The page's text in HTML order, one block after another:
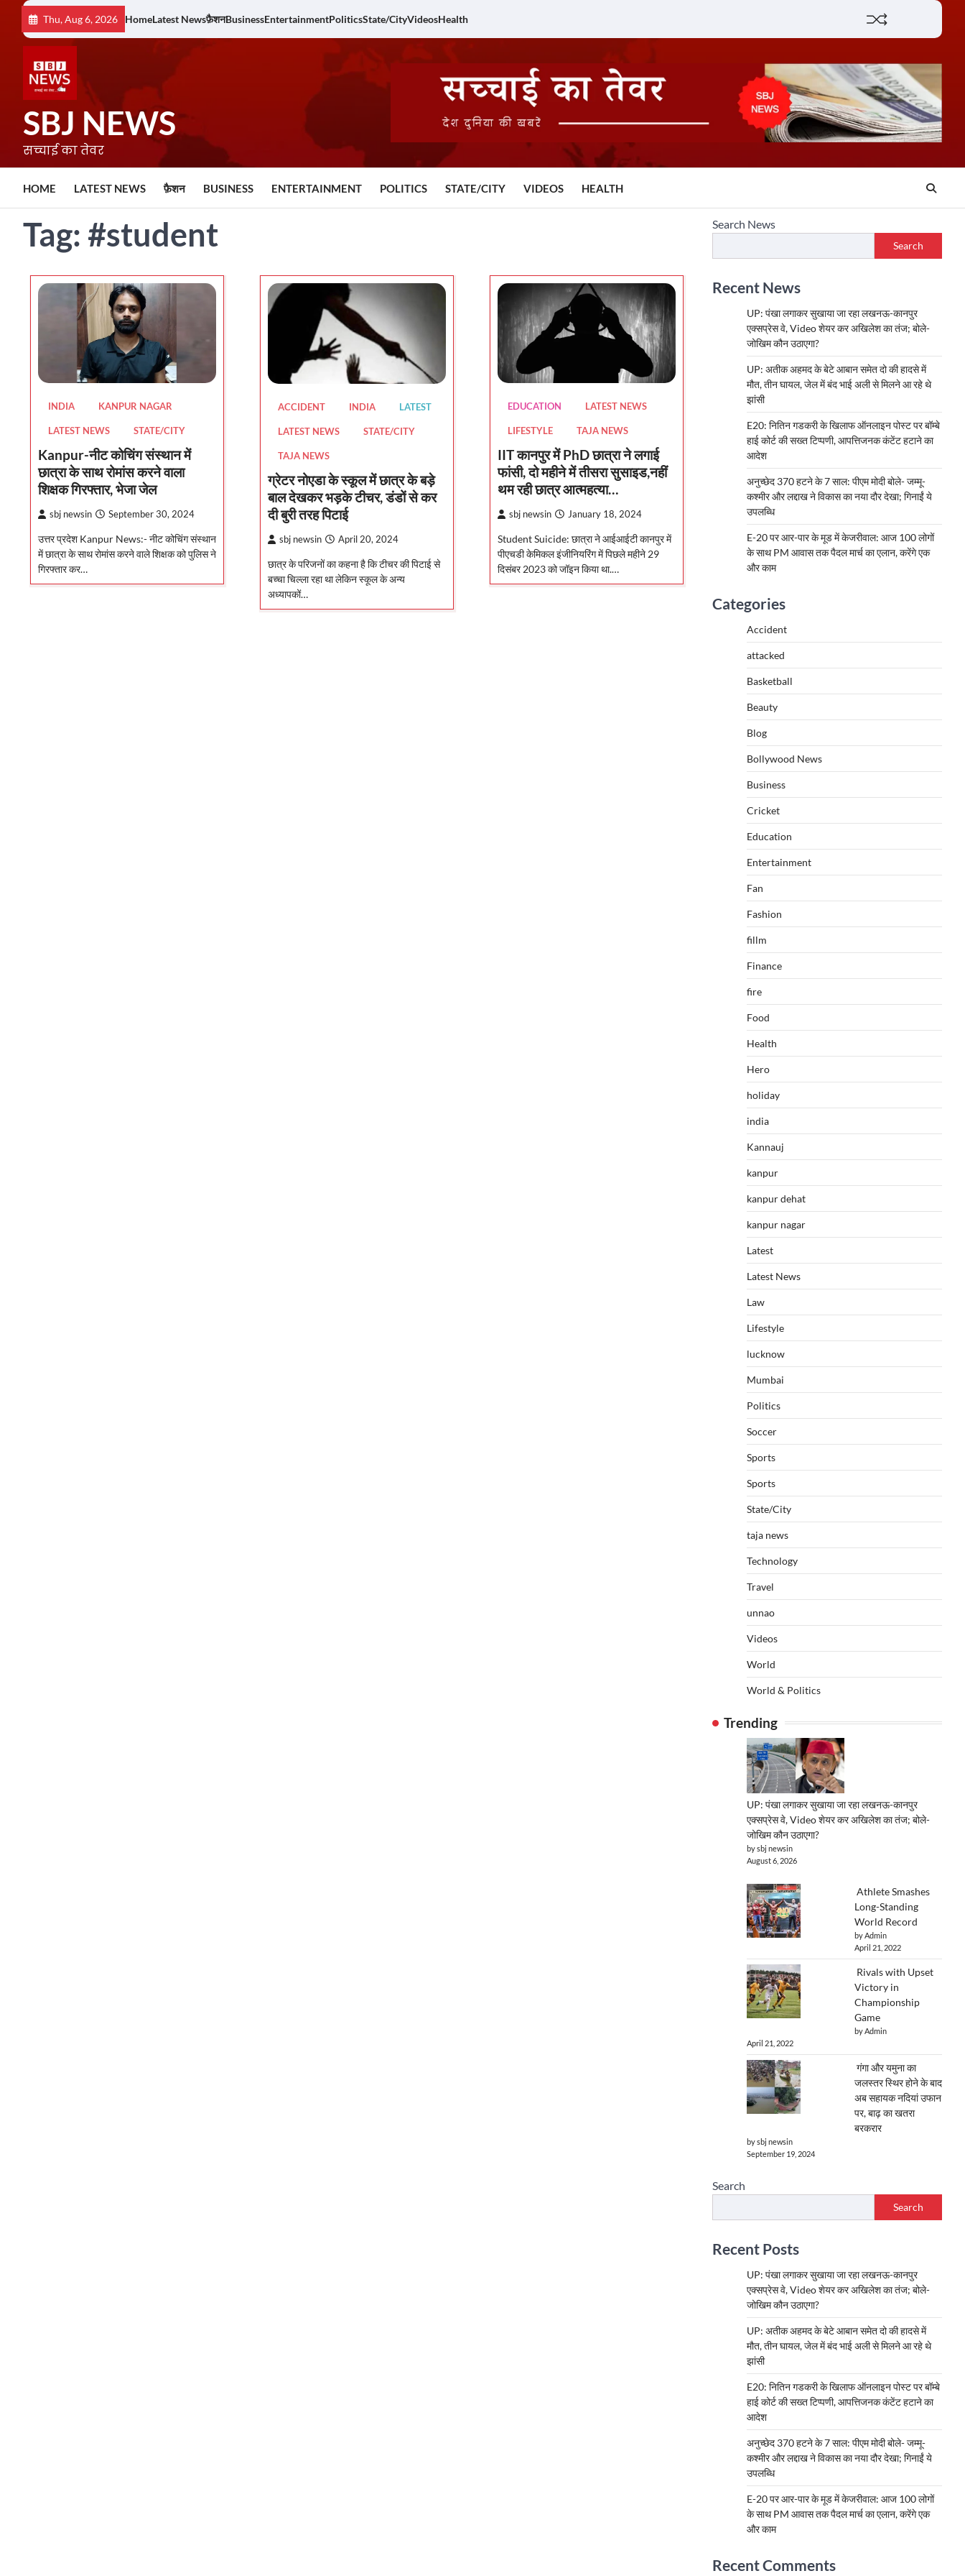
content
Thu, Aug 6, 2026 HomeLatest Newsफ़ैशनBusinessEntertainmentPoliticsState/CityVideosHealth
SBJ NEWS
सच्चाई का तेवर
HOME LATEST NEWS फ़ैशन BUSINESS ENTERTAINMENT POLITICS STATE/CITY VIDEOS HEALTH
Tag: #student
INDIA KANPUR NAGAR
LATEST NEWS STATE/CITY
Kanpur-नीट कोचिंग संस्थान में
छात्रा के साथ रोमांस करने वाला
शिक्षक गिरफ्तार, भेजा जेल
sbj newsin September 30, 2024
उत्तर प्रदेश Kanpur News:- नीट कोचिंग संस्थान
में छात्रा के साथ रोमांस करने वाले शिक्षक को पुलिस ने
गिरफ्तार कर…
ACCIDENT INDIA LATEST
LATEST NEWS STATE/CITY
TAJA NEWS
ग्रेटर नोएडा के स्कूल में छात्र के बड़े
बाल देखकर भड़के टीचर, डंडों से कर
दी बुरी तरह पिटाई
sbj newsin April 20, 2024
छात्र के परिजनों का कहना है कि टीचर की पिटाई से
बच्चा चिल्ला रहा था लेकिन स्कूल के अन्य
अध्यापकों…
EDUCATION LATEST NEWS
LIFESTYLE TAJA NEWS
IIT कानपुर में PhD छात्रा ने लगाई
फांसी, दो महीने में तीसरा सुसाइड,नहीं
थम रही छात्र आत्महत्या…
sbj newsin January 18, 2024
Student Suicide: छात्रा ने आईआईटी कानपुर में
पीएचडी केमिकल इंजीनियरिंग में पिछले महीने 29
दिसंबर 2023 को जॉइन किया था.…
Search News
Search
Recent News
UP: पंखा लगाकर सुखाया जा रहा लखनऊ-कानपुर
एक्सप्रेस वे, Video शेयर कर अखिलेश का तंज; बोले-
जोखिम कौन उठाएगा?
UP: अतीक अहमद के बेटे आबान समेत दो की हादसे में
मौत, तीन घायल, जेल में बंद भाई अली से मिलने आ रहे थे
झांसी
E20: नितिन गडकरी के खिलाफ ऑनलाइन पोस्ट पर बॉम्बे
हाई कोर्ट की सख्त टिप्पणी, आपत्तिजनक कंटेंट हटाने का
आदेश
अनुच्छेद 370 हटने के 7 साल: पीएम मोदी बोले- जम्मू-
कश्मीर और लद्दाख ने विकास का नया दौर देखा; गिनाईं ये
उपलब्धि
E-20 पर आर-पार के मूड में केजरीवाल: आज 100 लोगों
के साथ PM आवास तक पैदल मार्च का एलान, करेंगे एक
और काम
Categories
Accident
attacked
Basketball
Beauty
Blog
Bollywood News
Business
Cricket
Education
Entertainment
Fan
Fashion
fillm
Finance
fire
Food
Health
Hero
holiday
india
Kannauj
kanpur
kanpur dehat
kanpur nagar
Latest
Latest News
Law
Lifestyle
lucknow
Mumbai
Politics
Soccer
Sports
Sports
State/City
taja news
Technology
Travel
unnao
Videos
World
World & Politics
Trending
UP: पंखा लगाकर सुखाया जा रहा लखनऊ-कानपुर
एक्सप्रेस वे, Video शेयर कर अखिलेश का तंज; बोले-
जोखिम कौन उठाएगा?
by sbj newsin
August 6, 2026
Athlete Smashes
Long-Standing
World Record
by Admin
April 21, 2022
Rivals with Upset
Victory in
Championship
Game
by Admin
April 21, 2022
गंगा और यमुना का
जलस्तर स्थिर होने के बाद
अब सहायक नदियां उफान
पर, बाढ़ का खतरा
बरकरार
by sbj newsin
September 19, 2024
Search
Search
Recent Posts
UP: पंखा लगाकर सुखाया जा रहा लखनऊ-कानपुर
एक्सप्रेस वे, Video शेयर कर अखिलेश का तंज; बोले-
जोखिम कौन उठाएगा?
UP: अतीक अहमद के बेटे आबान समेत दो की हादसे में
मौत, तीन घायल, जेल में बंद भाई अली से मिलने आ रहे थे
झांसी
E20: नितिन गडकरी के खिलाफ ऑनलाइन पोस्ट पर बॉम्बे
हाई कोर्ट की सख्त टिप्पणी, आपत्तिजनक कंटेंट हटाने का
आदेश
अनुच्छेद 370 हटने के 7 साल: पीएम मोदी बोले- जम्मू-
कश्मीर और लद्दाख ने विकास का नया दौर देखा; गिनाईं ये
उपलब्धि
E-20 पर आर-पार के मूड में केजरीवाल: आज 100 लोगों
के साथ PM आवास तक पैदल मार्च का एलान, करेंगे एक
और काम
Recent Comments